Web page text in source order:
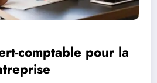
comptable pour la